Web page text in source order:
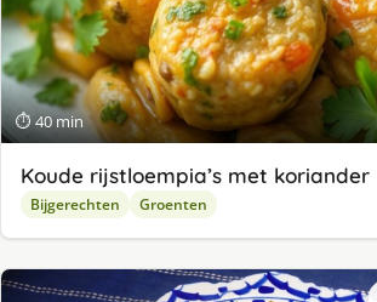
⏱ 40 min
Koude rijstloempia’s met koriander
Bijgerechten Groenten